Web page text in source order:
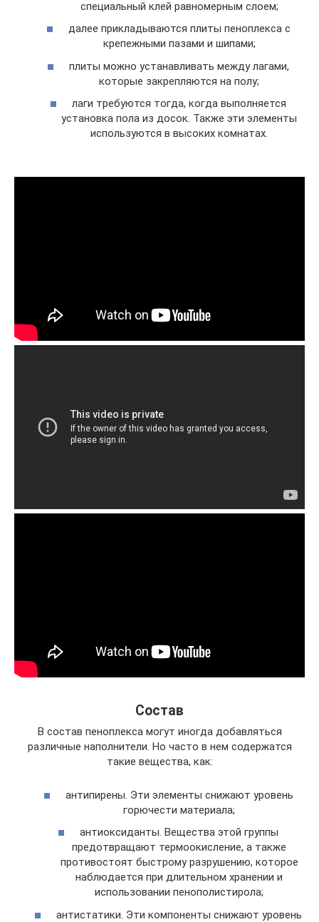
специальный клей равномерным слоем;
далее прикладываются плиты пеноплекса с
крепежными пазами и шипами;
плиты можно устанавливать между лагами,
которые закрепляются на полу;
лаги требуются тогда, когда выполняется
установка пола из досок. Также эти элементы
используются в высоких комнатах.
Состав
В состав пеноплекса могут иногда добавляться
различные наполнители. Но часто в нем содержатся
такие вещества, как:
антипирены. Эти элементы снижают уровень
горючести материала;
антиоксиданты. Вещества этой группы
предотвращают термоокисление, а также
противостоят быстрому разрушению, которое
наблюдается при длительном хранении и
использовании пенополистирола;
антистатики. Эти компоненты снижают уровень